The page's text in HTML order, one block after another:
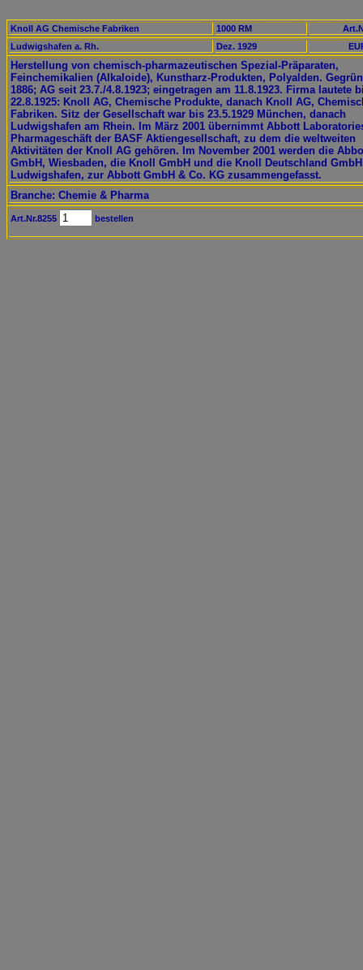
Knoll AG Chemische Fabriken 1000 RM
Ludwigshafen a. Rh.
Dez. 1929
Herstellung von chemisch-pharmazeutischen Spezial-Präparaten,
Feinchemikalien (Alkaloide), Kunstharz-Produkten, Polyalden.
1886; AG seit 23.7./4.8.1923; eingetragen am 11.8.1923. Firma lautete
22.8.1925: Knoll AG, Chemische Produkte, danach Knoll AG,
Fabriken. Sitz der Gesellschaft war bis 23.5.1929 München, danach
Ludwigshafen am Rhein. Im März 2001 übernimmt Abbott
Pharmageschäft der BASF Aktiengesellschaft, zu dem die weltweiten
Aktivitäten der Knoll AG gehören. Im November 2001 werden die
GmbH, Wiesbaden, die Knoll GmbH und die Knoll Deutschland
Ludwigshafen, zur Abbott GmbH & Co. KG zusammengefasst.
Branche: Chemie & Pharma
Art.Nr.8255 bestellen